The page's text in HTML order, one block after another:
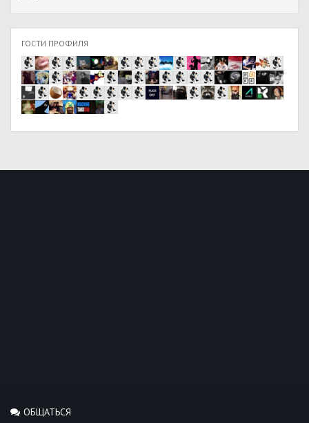
ГОСТИ ПРОФИЛЯ
ОБЩАТЬСЯ